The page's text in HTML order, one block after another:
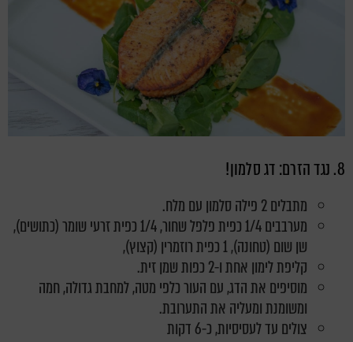
8. נגד הזרם: דג סלמון!
מתבלים 2 פילה סלמון עם מלח.
מערבבים 1/4 כפית פלפל שחור, 1/4 כפית זרעי שומר (כתושים),
שן שום (טחונה), 1 כפית רוזמרין (קצוץ),
קליפת לימון אחת ו-2 כפות שמן זית.
מוסיפים את הדג, עם העור כלפי מטה, למחבת גדולה, חמה
ומשומנת ומעליה את התערובת.
צולים עד לעסיסיות, כ-6 דקות